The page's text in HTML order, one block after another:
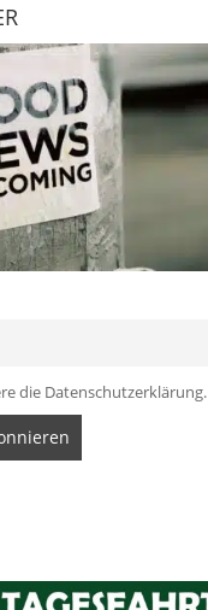
die Datenschutzerklärung.